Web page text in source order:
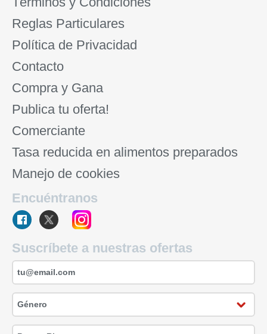
Reglas Particulares
Política de Privacidad
Contacto
Compra y Gana
Publica tu oferta!
Comerciante
Tasa reducida en alimentos preparados
Manejo de cookies
Encuéntranos
Suscríbete a nuestras ofertas